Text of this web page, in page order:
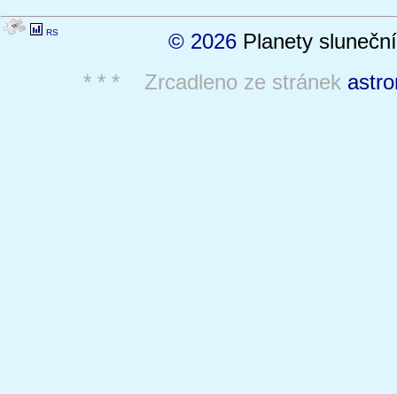
RS © 2026 Planety
* * * Zrcadleno ze stránek